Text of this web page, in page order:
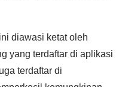
diawasi ketat oleh
yang terdaftar di aplikasi
terdaftar di